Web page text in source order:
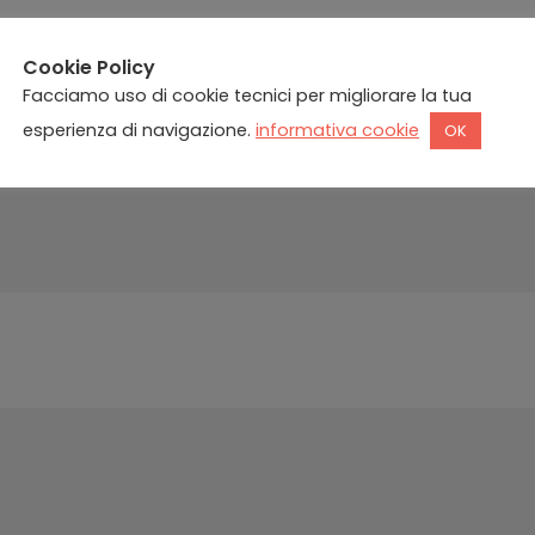
Cookie Policy
Facciamo uso di cookie tecnici per migliorare la tua
esperienza di navigazione. informativa cookie OK